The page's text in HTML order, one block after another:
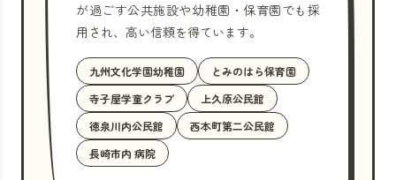
が過ごす公共施設や幼稚園・保育園でも採
用され、高い信頼を得ています。
九州文化学園幼稚園
とみのはら保育園
寺子屋学童クラブ
上久原公民館
徳泉川内公民館
西本町第二公民館
長崎市内 病院